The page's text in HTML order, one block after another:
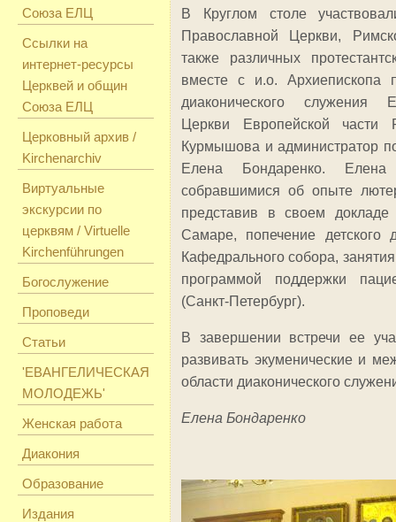
Союза ЕЛЦ
Ссылки на
интернет-ресурсы
Церквей и общин
Союза ЕЛЦ
Церковный архив /
Kirchenarchiv
Виртуальные
экскурсии по
церквям / Virtuelle
Kirchenführungen
Богослужение
Проповеди
Статьи
'ЕВАНГЕЛИЧЕСКАЯ
МОЛОДЕЖЬ'
Женская работа
Диакония
Образование
Издания
В Круглом столе
Православной Церкви,
также различных
вместе с и.о. Архиепископа
диаконического служения
Церкви Европейской
Курмышова и администратор
Елена Бондаренко. Елена
собравшимися об опыте
представив в своем
Самаре, попечение детского
Кафедрального собора,
программой поддержки
(Санкт-Петербург).
В завершении встречи ее
развивать экуменические и
области диаконического
Елена Бондаренко